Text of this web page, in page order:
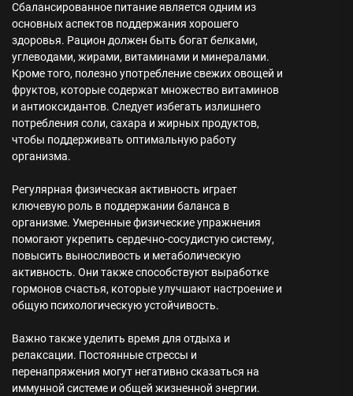
Сбалансированное питание является одним из
основных аспектов поддержания хорошего
здоровья. Рацион должен быть богат белками,
углеводами, жирами, витаминами и минералами.
Кроме того, полезно употребление свежих овощей и
фруктов, которые содержат множество витаминов
и антиоксидантов. Следует избегать излишнего
потребления соли, сахара и жирных продуктов,
чтобы поддерживать оптимальную работу
организма.
Регулярная физическая активность играет
ключевую роль в поддержании баланса в
организме. Умеренные физические упражнения
помогают укрепить сердечно-сосудистую систему,
повысить выносливость и метаболическую
активность. Они также способствуют выработке
гормонов счастья, которые улучшают настроение и
общую психологическую устойчивость.
Важно также уделить время для отдыха и
релаксации. Постоянные стрессы и
перенапряжения могут негативно сказаться на
иммунной системе и общей жизненной энергии.